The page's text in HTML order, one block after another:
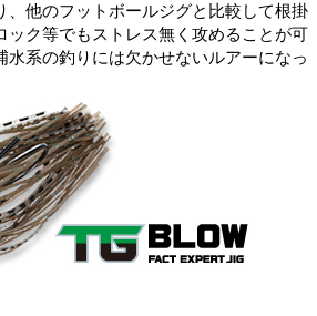
、他のフットボールジグと比較して根掛
ック等でもストレス無く攻めることが可
水系の釣りには欠かせないルアーになっ